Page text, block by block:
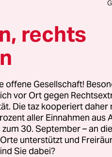
Bereits vor
auf dessen
Leben von
unserer
wurden
im
rechts
offene Gesellschaft!
vor Ort gegen
Die taz kooperiert daher
aller Einnahmen aus
30. September – an
unterstützt und
Sie dabei?